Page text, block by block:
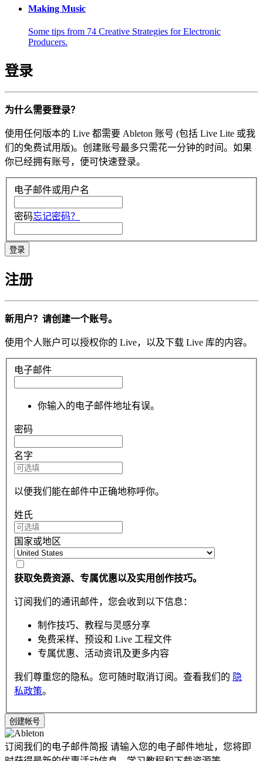
Making Music
Some tips from 74 Creative Strategies for Electronic
Producers.
登录
为什么需要登录？
使用任何版本的 Live 都需要 Ableton 账号 (包括 Live Lite 或我
们的免费试用版)。创建账号最多只需花一分钟的时间。如果
你已经拥有账号，便可快速登录。
电子邮件或用户名
密码忘记密码？
注册
新用户？请创建一个账号。
使用个人账户可以授权你的 Live，以及下载 Live 库的内容。
电子邮件
你输入的电子邮件地址有误。
密码
名字
以便我们能在邮件中正确地称呼你。
姓氏
国家或地区
获取免费资源、专属优惠以及实用创作技巧。
订阅我们的通讯邮件，您会收到以下信息：
制作技巧、教程与灵感分享
免费采样、预设和 Live 工程文件
专属优惠、活动资讯及更多内容
我们尊重您的隐私。您可随时取消订阅。查看我们的 隐
私政策。
订阅我们的电子邮件简报 请输入您的电子邮件地址，您将即